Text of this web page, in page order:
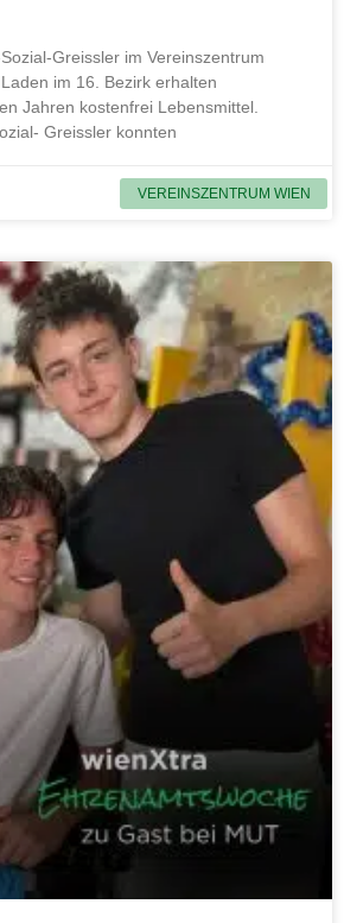
VEREINSZENTRUM WIEN
Greissler im Vereinszentrum
im 16. Bezirk erhalten
Jahren kostenfrei Lebensmittel.
Greissler konnten